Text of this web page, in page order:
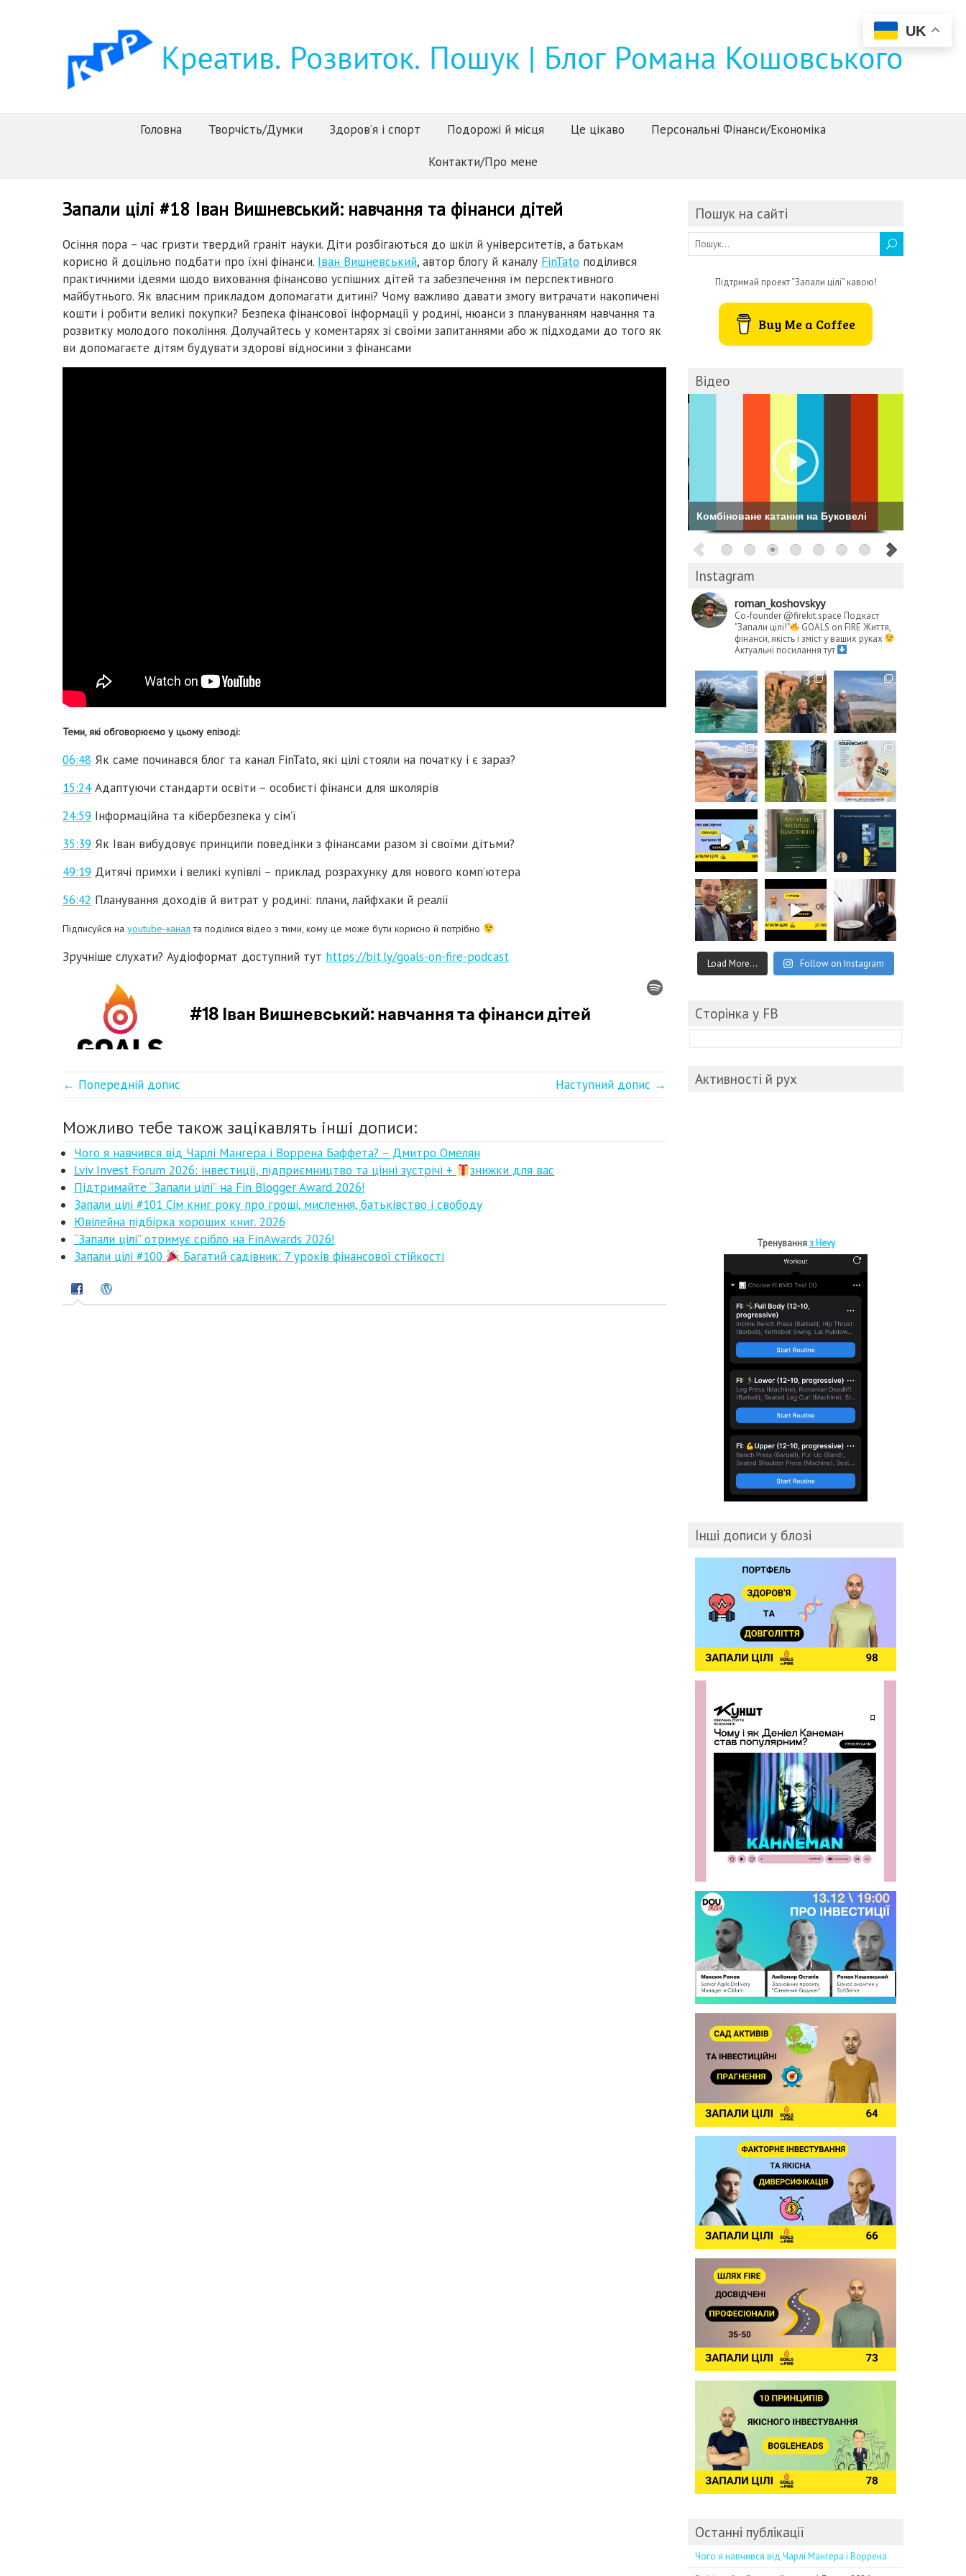
Головна Творчість/Думки Здоров’я і спорт Подорожі й місця Це цікаво Персональні Фінанси/Економіка
Контакти/Про мене
Запали цілі #18 Іван Вишневський: навчання та фінанси дітей
Осіння пора – час гризти твердий граніт науки. Діти розбігаються до шкіл й університетів, а батькам
корисно й доцільно подбати про їхні фінанси. Іван Вишневський, автор блогу й каналу FinTato поділився
практичними ідеями щодо виховання фінансово успішних дітей та забезпечення їм перспективного
майбутнього. Як власним прикладом допомагати дитині? Чому важливо давати змогу витрачати накопичені
кошти і робити великі покупки? Безпека фінансової інформації у родині, нюанси з плануванням навчання та
розвитку молодого покоління. Долучайтесь у коментарях зі своїми запитаннями або ж підходами до того як
ви допомагаєте дітям будувати здорові відносини з фінансами
Теми, які обговорюємо у цьому епізоді:
06:48 Як cаме починався блог та канал FinTato, які цілі стояли на початку і є зараз?
15:24Адаптуючи стандарти освіти – особисті фінанси для школярів
24:59 Інформаційна та кібербезпека у сім’ї
35:39 Як Іван вибудовує принципи поведінки з фінансами разом зі своїми дітьми?
49:19 Дитячі примхи і великі купівлі – приклад розрахунку для нового комп’ютера
56:42 Планування доходів й витрат у родині: плани, лайфхаки й реалії
Підписуйся на youtube-канал та поділися відео з тими, кому це може бути корисно й потрібно
Зручніше слухати? Аудіоформат доступний тут https://bit.ly/goals-on-fire-podcast
← Попередній допис Наступний допис →
Можливо тебе також зацікавлять інші дописи:
Чого я навчився від Чарлі Мангера і Воррена Баффета? – Дмитро Омелян
Lviv Invest Forum 2026: інвестиції, підприємництво та цінні зустрічі +
знижки для вас
Підтримайте “Запали цілі” на Fin Blogger Award 2026!
Запали цілі #101 Сім книг року про гроші, мислення, батьківство і свободу
Ювілейна підбірка хороших книг. 2026
“Запали цілі” отримує срібло на FinAwards 2026!
Запали цілі #100
Багатий садівник: 7 уроків фінансової стійкості
Пошук на сайті
Підтримай проект “Запали цілі” кавою!
Buy Me a Coffee
Відео
Комбіноване катання на Буковелі
Instagram
roman_koshovskyy
Co-founder @firekit.space Подкаст
"Запали цілі!"
GOALS on FIRE Життя,
фінанси, якість і зміст у ваших руках
Актуальні посилання тут
Load More... Follow on Instagram
Cторінка у FB
Активності й рух
Тренуванняз Hevy
Інші дописи у блозі
Останні публікації
Чого я навчився від Чарлі Мангера і Воррена
UK